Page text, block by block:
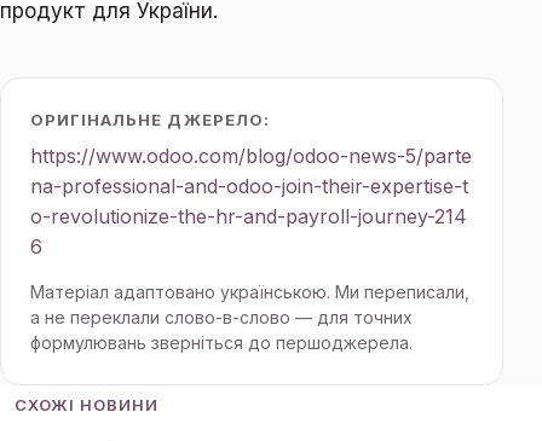
продукт для України.
ОРИГІНАЛЬНЕ ДЖЕРЕЛО:
https://www.odoo.com/blog/odoo-news-5/parte
na-professional-and-odoo-join-their-expertise-t
o-revolutionize-the-hr-and-payroll-journey-214
6
Матеріал адаптовано українською. Ми переписали,
а не переклали слово-в-слово — для точних
формулювань зверніться до першоджерела.
СХОЖІ НОВИНИ